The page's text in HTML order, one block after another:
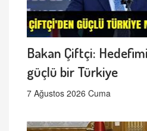
Bakan Çiftçi:
güçlü bir Türkiye
7 Ağustos 2026 Cuma